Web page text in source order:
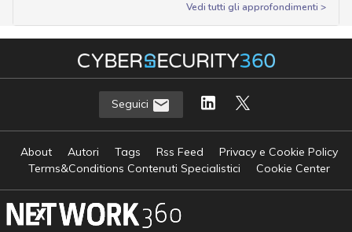
Vedi tutti gli approfondimenti >
Seguici
About Autori Tags Rss Feed
Privacy e Cookie Policy
Terms&Conditions Contenuti Specialistici
Cookie Center